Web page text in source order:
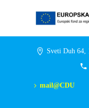
Sveti Duh 64,
mail@CDU